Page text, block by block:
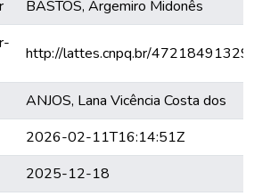
BASTOS, Argemiro Midonês
http://lattes.cnpq.br/
ANJOS, Lana Vicência Costa dos
2026-02-11T16:14:51Z
2025-12-18